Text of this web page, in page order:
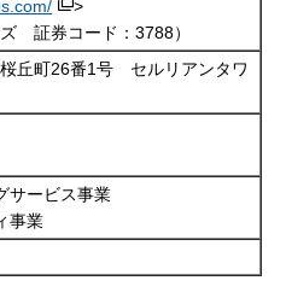
>
ズ 証券コード：3788）
丘町26番1号 セルリアンタワ
サービス事業
事業